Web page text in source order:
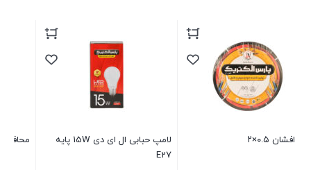
لامپ حبابی ال ای دی 15W پایه
محافظ یخچال سه خانه – 4.80 CM